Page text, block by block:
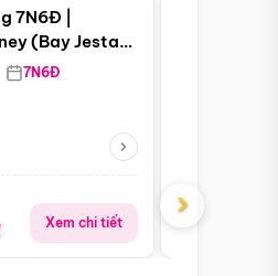
7N6Đ |
(Bay Jestar
7N6Đ
Xem chi tiết
Giá từ:
›